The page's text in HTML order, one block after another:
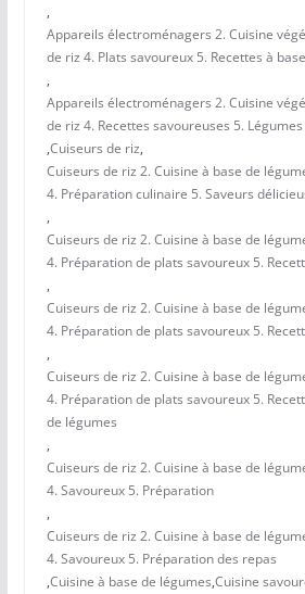
,
Appareils électroménagers 2. Cuisine
de riz 4. Plats savoureux 5. Recettes à
,
Appareils électroménagers 2. Cuisine
de riz 4. Recettes savoureuses 5.
,Cuiseurs de riz,
Cuiseurs de riz 2. Cuisine à base de
4. Préparation culinaire 5. Saveurs
,
Cuiseurs de riz 2. Cuisine à base de
4. Préparation de plats savoureux 5.
,
Cuiseurs de riz 2. Cuisine à base de
4. Préparation de plats savoureux 5.
,
Cuiseurs de riz 2. Cuisine à base de
4. Préparation de plats savoureux 5.
de légumes
,
Cuiseurs de riz 2. Cuisine à base de
4. Savoureux 5. Préparation
,
Cuiseurs de riz 2. Cuisine à base de
4. Savoureux 5. Préparation des repas
,Cuisine à base de légumes,Cuisine